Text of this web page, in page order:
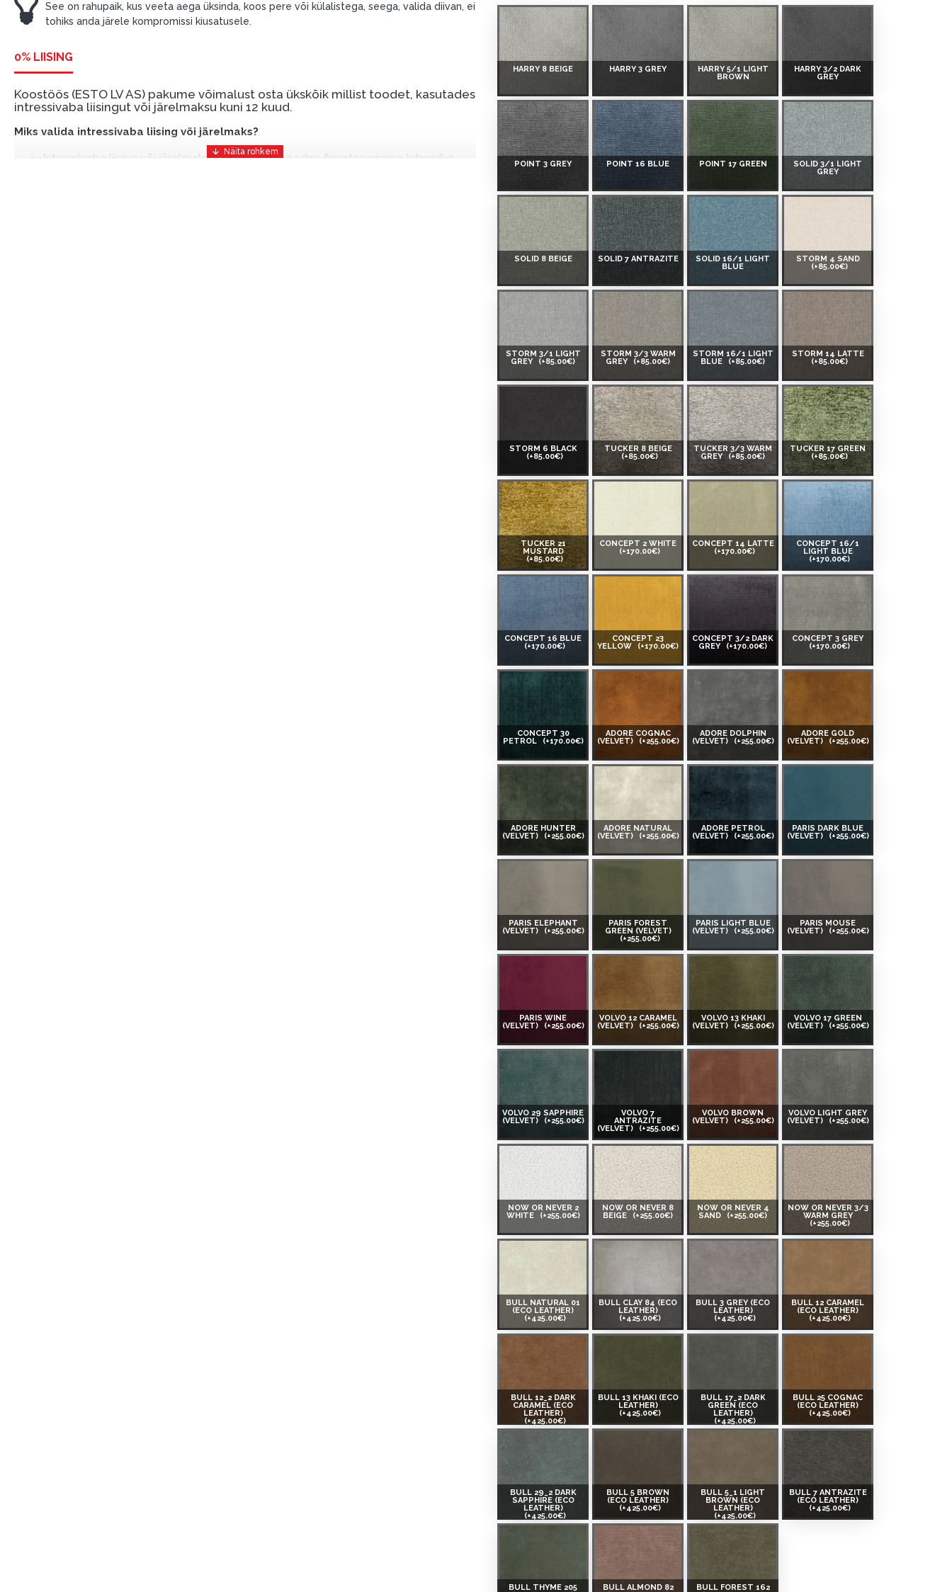
See on rahupaik, kus veeta aega üksinda, koos pere või külalistega, seega, valida diivan, ei
tohiks anda järele kompromissi kiusatusele.
0% LIISING
Koostöös (ESTO LV AS) pakume võimalust osta ükskõik millist toodet, kasutades
intressivaba liisingut või järelmaksu kuni 12 kuud.
Miks valida intressivaba liising või järelmaks?
Intressivaba liising või järelmaks on mugav ja soodne finantseerimise lahendus,
HARRY 8 BEIGE HARRY 3 GREY
HARRY 5/1 LIGHT
BROWN
HARRY 3/2 DARK
GREY
POINT 3 GREY POINT 16 BLUE POINT 17 GREEN
SOLID 3/1 LIGHT
GREY
SOLID 8 BEIGE SOLID 7 ANTRAZITE
SOLID 16/1 LIGHT
BLUE
STORM 4 SAND
(+85.00€)
STORM 3/1 LIGHT
GREY
(+85.00€)
STORM 3/3 WARM
GREY
(+85.00€)
STORM 16/1 LIGHT
BLUE
(+85.00€)
STORM 14 LATTE
(+85.00€)
STORM 6 BLACK
(+85.00€)
TUCKER 8 BEIGE
(+85.00€)
TUCKER 3/3 WARM
GREY
(+85.00€)
TUCKER 17 GREEN
(+85.00€)
TUCKER 21
MUSTARD
(+85.00€)
CONCEPT 2 WHITE
(+170.00€)
CONCEPT 14 LATTE
(+170.00€)
CONCEPT 16/1
LIGHT BLUE
(+170.00€)
CONCEPT 16 BLUE
(+170.00€)
CONCEPT 23
YELLOW
(+170.00€)
CONCEPT 3/2 DARK
GREY
(+170.00€)
CONCEPT 3 GREY
(+170.00€)
CONCEPT 30
PETROL
(+170.00€)
ADORE COGNAC
(VELVET)
(+255.00€)
ADORE DOLPHIN
(VELVET)
(+255.00€)
ADORE GOLD
(VELVET)
(+255.00€)
ADORE HUNTER
(VELVET)
(+255.00€)
ADORE NATURAL
(VELVET)
(+255.00€)
ADORE PETROL
(VELVET)
(+255.00€)
PARIS DARK BLUE
(VELVET)
(+255.00€)
PARIS ELEPHANT
(VELVET)
(+255.00€)
PARIS FOREST
GREEN (VELVET)
(+255.00€)
PARIS LIGHT BLUE
(VELVET)
(+255.00€)
PARIS MOUSE
(VELVET)
(+255.00€)
PARIS WINE
(VELVET)
(+255.00€)
VOLVO 12 CARAMEL
(VELVET)
(+255.00€)
VOLVO 13 KHAKI
(VELVET)
(+255.00€)
VOLVO 17 GREEN
(VELVET)
(+255.00€)
VOLVO 29 SAPPHIRE
(VELVET)
(+255.00€)
VOLVO 7
ANTRAZITE
(VELVET)
(+255.00€)
VOLVO BROWN
(VELVET)
(+255.00€)
VOLVO LIGHT GREY
(VELVET)
(+255.00€)
NOW OR NEVER 2
WHITE
(+255.00€)
NOW OR NEVER 8
BEIGE
(+255.00€)
NOW OR NEVER 4
SAND
(+255.00€)
NOW OR NEVER 3/3
WARM GREY
(+255.00€)
BULL NATURAL 01
(ECO LEATHER)
(+425.00€)
BULL CLAY 84 (ECO
LEATHER)
(+425.00€)
BULL 3 GREY (ECO
LEATHER)
(+425.00€)
BULL 12 CARAMEL
(ECO LEATHER)
(+425.00€)
BULL 12_2 DARK
CARAMEL (ECO
LEATHER)
(+425.00€)
BULL 13 KHAKI (ECO
LEATHER)
(+425.00€)
BULL 17_2 DARK
GREEN (ECO
LEATHER)
(+425.00€)
BULL 25 COGNAC
(ECO LEATHER)
(+425.00€)
BULL 29_2 DARK
SAPPHIRE (ECO
LEATHER)
(+425.00€)
BULL 5 BROWN
(ECO LEATHER)
(+425.00€)
BULL 5_1 LIGHT
BROWN (ECO
LEATHER)
(+425.00€)
BULL 7 ANTRAZITE
(ECO LEATHER)
(+425.00€)
BULL THYME 205
BULL ALMOND 82
BULL FOREST 162